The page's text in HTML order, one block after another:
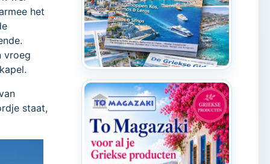
het
vroeg
staat,